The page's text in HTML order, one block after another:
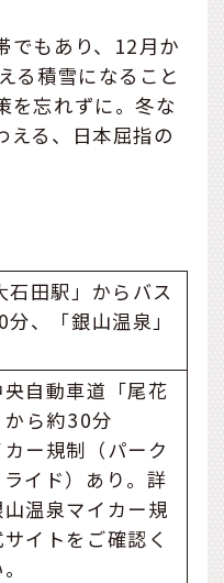
でもあり、12月か
る積雪になること
を忘れずに。冬な
える、日本屈指の
石田駅」からバス
、「銀山温泉」
自動車道「尾花
から約30分
ー規制（パーク
ライド）あり。詳
山温泉マイカー規
イトをご確認く